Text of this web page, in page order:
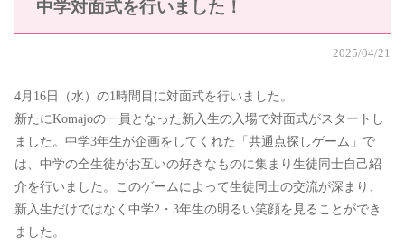
中学対面式を行いました！
2025/04/21
4月16日（水）の1時間目に対面式を行いました。
新たにKomajoの一員となった新入生の入場で対面式がスタートし
ました。中学3年生が企画をしてくれた「共通点探しゲーム」で
は、中学の全生徒がお互いの好きなものに集まり生徒同士自己紹
介を行いました。このゲームによって生徒同士の交流が深まり、
新入生だけではなく中学2・3年生の明るい笑顔を見ることができ
ました。